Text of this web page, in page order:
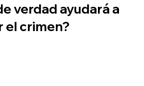
verdad ayudará a
el crimen?